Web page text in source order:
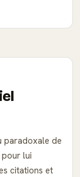
paradoxale de
lui
citations et